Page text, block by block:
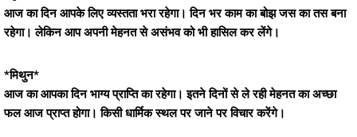
आज का दिन आपके लिए व्यस्तता भरा रहेगा। दिन भर काम का बोझ जस का तस बना
रहेगा। लेकिन आप अपनी मेहनत से असंभव को भी हासिल कर लेंगे।
*मिथुन*
आज का आपका दिन भाग्य प्राप्ति का रहेगा। इतने दिनों से ले रही मेहनत का अच्छा
फल आज प्राप्त होगा। किसी धार्मिक स्थल पर जाने पर विचार करेंगे।